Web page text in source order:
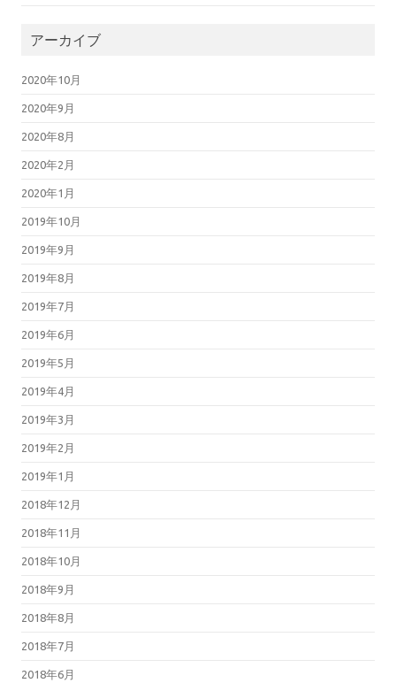
アーカイブ
2020年10月
2020年9月
2020年8月
2020年2月
2020年1月
2019年10月
2019年9月
2019年8月
2019年7月
2019年6月
2019年5月
2019年4月
2019年3月
2019年2月
2019年1月
2018年12月
2018年11月
2018年10月
2018年9月
2018年8月
2018年7月
2018年6月